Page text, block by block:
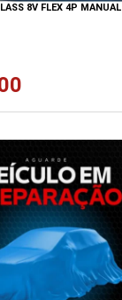
8V FLEX 4P MANUAL